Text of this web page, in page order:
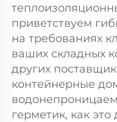
приветствуем
на требованиях
ваших складных
других
контейнерные
герметик, как